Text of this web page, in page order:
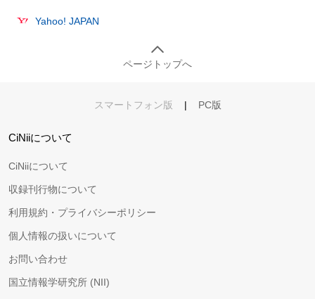
Yahoo! JAPAN
ページトップへ
スマートフォン版 | PC版
CiNiiについて
CiNiiについて
収録刊行物について
利用規約・プライバシーポリシー
個人情報の扱いについて
お問い合わせ
国立情報学研究所 (NII)